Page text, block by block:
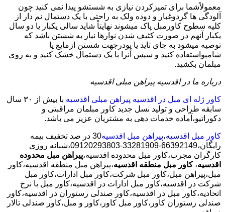
معمولاًشما برای تمیزکردن نیازی به شستشو پیدا نمی کنید چون
آلودگی ها گردوغبار و دوده ولک به راحتی با یک دستمال نم دار از
کلیه سطوح کاورمبل پاک میشوند نهایتاً شاید سالی یکبار یا دو سال
یکبار آنهم در صورت کثیف شدن نوارها نیاز به شستن باشد که
توصیه میشود به جای تاید یا پودرجهت شستن ازمایع یا
شامپواستفاده کنید و سپس آنرا با یک دستمال خشک کنید و به روی
مبلمان بکشید.
درباره ما در اقدسیه پیراهن مبلی اقدسیه
کاور ژله ای مبل در اقدسیه پیراهن مبلی اقدسیه
با بیش از ٣٠ سال
سابقه طراحی و تولید نسل جدید کاور مبلمان مراقبتی و
دکوراتیو،آماده خدمات دهی به مشتریان عزیز می باشد.
کاور مبل اقدسیه،پیراهن مبل اقدسیه
30 در صد تخفیف بیمه
رایگان،66392149-33281909-09120293803،شبانه روزی
کارگران مجرب،کاور مبل محدوده اقدسیه،پیراهن مبل محدوده
اقدسیه، کاور مبل منطقه اقدسیه،پیراهن مبل منطقه اقدسیه،کاور
مبل،پیراهن مبل،کاور مبل شرکت،کاور مبل ادارات،کاور مبل
شرکت در اقدسیه،کاور مبل ادارات در اقدسیه،کاور مبل با نرخ
اتحادیه،کاور مبل در اقدسیه،کاور صندلی رستوران در اقدسیه،کاور
صندلی رستوران کاور،کاور مبل کاور،کاور و مبل،کاور صندلی تالار